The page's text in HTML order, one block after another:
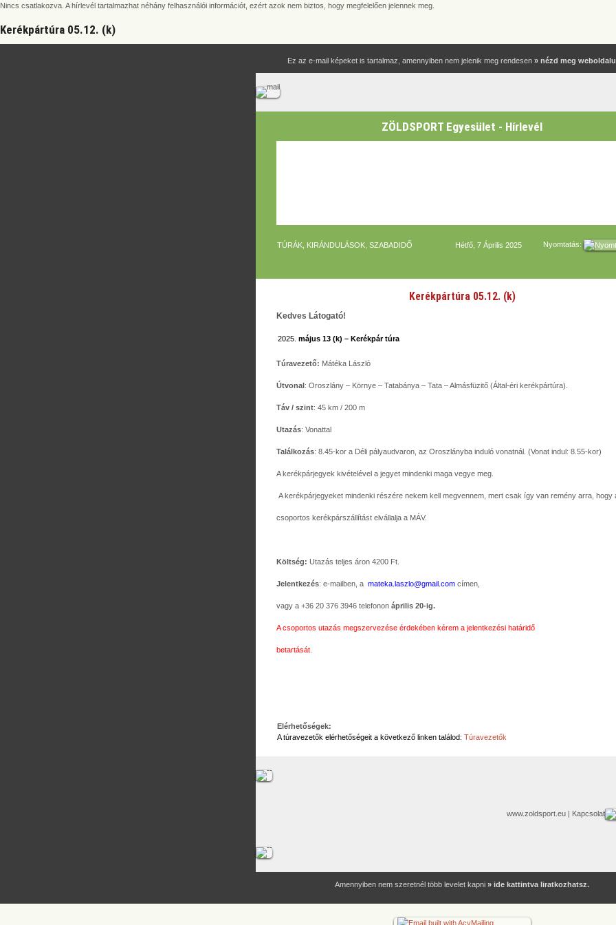
Nincs csatlakozva. A hírlevél tartalmazhat néhány felhasználói információt, ezért azok nem biztos, hogy megfelelően jelennek meg.
Kerékpártúra 05.12. (k)
Ez az e-mail képeket is tartalmaz, amennyiben nem jelenik meg rendesen » nézd meg
ZÖLDSPORT Egyesület - Hírlevél
TÚRÁK, KIRÁNDULÁSOK, SZABADIDŐ Hétfő, 7 Április 2025 Nyomtatás:
Kerékpártúra 05.12. (k)
Kedves Látogató!
május 13 (k) – Kerékpár túra
Túravezető: Mátéka László
Útvonal : Oroszlány – Környe – Tatabánya – Tata – Almásfüzitő (Által-éri kerékpártúra).
Táv / szint: 45 km / 200 m
Utazás: Vonattal
Találkozás: 8.45-kor a Déli pályaudvaron, az Oroszlányba induló vonatnál. (Vonat indul: 8.55-kor)
A kerékpárjegyek kivételével a jegyet mindenki maga vegye meg.
A kerékpárjegyeket mindenki részére nekem kell megvennem, mert csak így van remény arra, hogy
csoportos kerékpárszállítást elvállalja a MÁV.
Költség: Utazás teljes áron 4200 Ft.
Jelentkezés: e-mailben, a mateka.laszlo@gmail.com címen,
vagy a +36 20 376 3946 telefonon április 20-ig.
A csoportos utazás megszervezése érdekében kérem a jelentkezési határidő
betartását.
Elérhetőségek:
A túravezetők elérhetőségeit a következő linken találod: Túravezetők
www.zoldsport.eu | Kapcsolat
Amennyiben nem szeretnél több levelet kapni » ide kattintva liratkozhatsz.